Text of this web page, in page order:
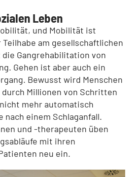
Leben
und Mobilität ist
am gesellschaftlichen
die Gangrehabilitation von
Gehen ist aber auch ein
Bewusst wird Menschen
Millionen von Schritten
mehr automatisch
nach einem Schlaganfall.
und -therapeuten üben
mit ihren
neu ein.